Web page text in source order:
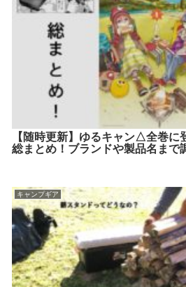
【随時更新】ゆるキャン△全巻に
総まとめ！ブランドや製品名まで
キャンプギア